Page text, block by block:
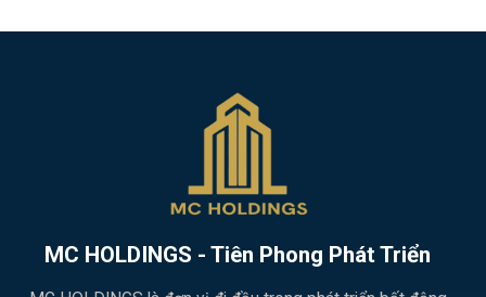
MC HOLDINGS - Tiên Phong Phát Triển